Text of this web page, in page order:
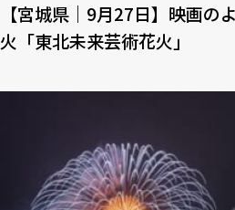
【宮城県｜9月27日】映画の
火「東北未来芸術花火」